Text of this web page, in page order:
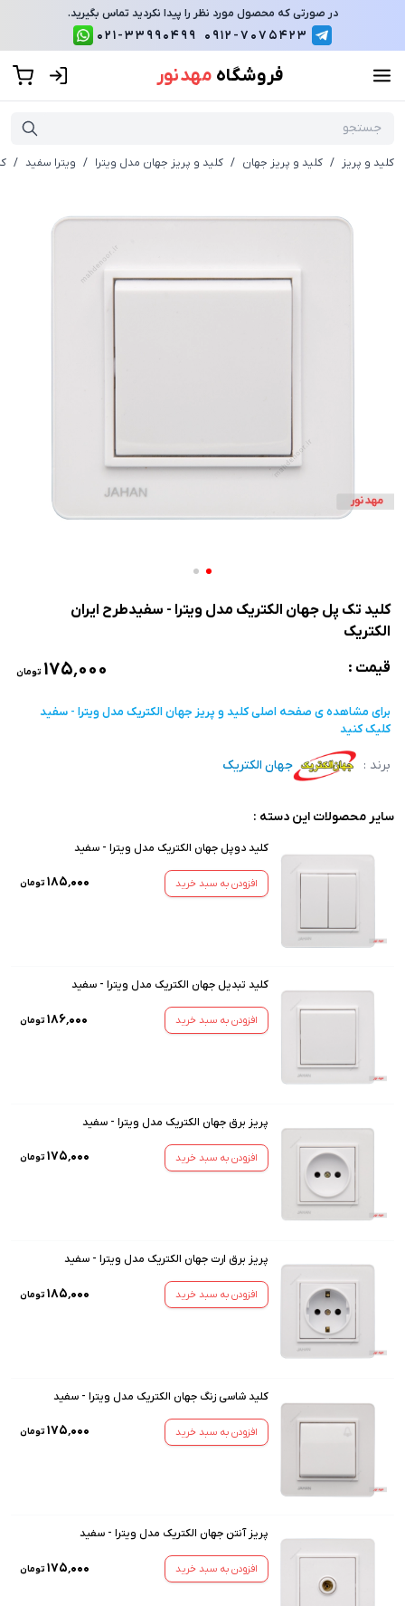
در صورتی که محصول مورد نظر را پیدا نکردید تماس بگیرید.
0912-7075423
021-33990499
فروشگاه مهد نور
کلید و پریز / کلید و پریز جهان / کلید و پریز جهان مدل ویترا / ویترا سفید /
کلید تک پل جهان الکتریک مدل ویترا - سفیدطرح ایران
الکتریک
قیمت :
۱۷۵٬۰۰۰ تومان
برای مشاهده ی صفحه اصلیکلید و پریز جهان الکتریک مدل ویترا - سفید
کلیک کنید
برند : جهان الکتریک
سایر محصولات این دسته :
کلید دوپل جهان الکتریک مدل ویترا - سفید
افزودن به سبد خرید ۱۸۵٬۰۰۰ تومان
کلید تبدیل جهان الکتریک مدل ویترا - سفید
افزودن به سبد خرید ۱۸۶٬۰۰۰ تومان
پریز برق جهان الکتریک مدل ویترا - سفید
افزودن به سبد خرید ۱۷۵٬۰۰۰ تومان
پریز برق ارت جهان الکتریک مدل ویترا - سفید
افزودن به سبد خرید ۱۸۵٬۰۰۰ تومان
کلید شاسی زنگ جهان الکتریک مدل ویترا - سفید
افزودن به سبد خرید ۱۷۵٬۰۰۰ تومان
پریز آنتن جهان الکتریک مدل ویترا - سفید
افزودن به سبد خرید ۱۷۵٬۰۰۰ تومان